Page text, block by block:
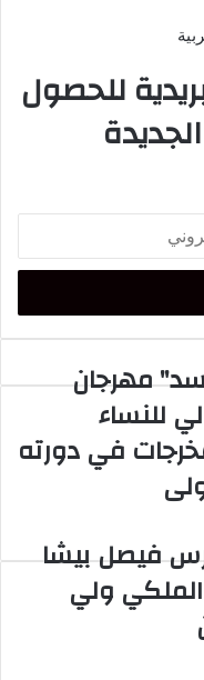
للحصول
مهرجان
للنساء
في دورته
2026 …الفارس فيصل بيشا
ولي